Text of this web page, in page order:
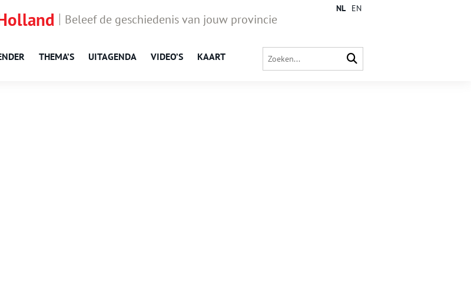
Beleef de geschiedenis van jouw provincie
THEMA’S UITAGENDA VIDEO’S KAART
NL EN